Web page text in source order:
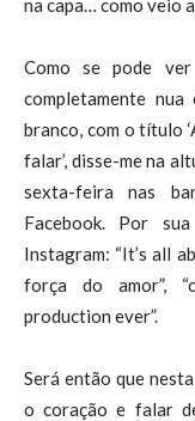
na capa… como veio
Como se pode
completamente
branco, com o título
falar’, disse-me na
sexta-feira nas
Facebook. Por
Instagram: “It’s all
força do amor”,
production ever”.
Será então que
o coração e falar